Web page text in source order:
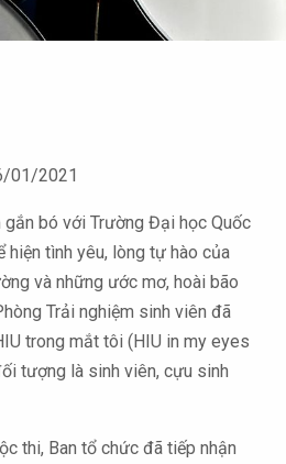
01/2021
bó với Trường Đại học Quốc
hiện tình yêu, lòng tự hào của
và những ước mơ, hoài bão
Trải nghiệm sinh viên đã
trong mắt tôi (HIU in my eyes
tượng là sinh viên, cựu sinh
thi, Ban tổ chức đã tiếp nhận